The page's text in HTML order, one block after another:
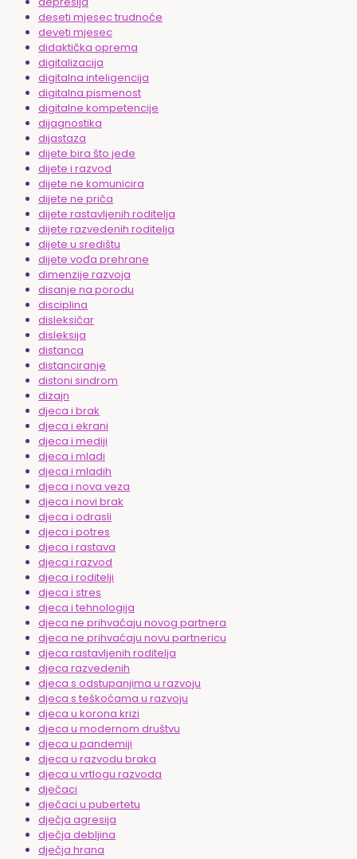
deseti mjesec trudnoće
deveti mjesec
didaktička oprema
digitalizacija
digitalna inteligencija
digitalna pismenost
digitalne kompetencije
dijagnostika
dijastaza
dijete bira što jede
dijete i razvod
dijete ne komunicira
dijete ne priča
dijete rastavljenih roditelja
dijete razvedenih roditelja
dijete u središtu
dijete vođa prehrane
dimenzije razvoja
disanje na porodu
disciplina
disleksičar
disleksija
distanca
distanciranje
distoni sindrom
dizajn
djeca i brak
djeca i ekrani
djeca i mediji
djeca i mladi
djeca i mladih
djeca i nova veza
djeca i novi brak
djeca i odrasli
djeca i potres
djeca i rastava
djeca i razvod
djeca i roditelji
djeca i stres
djeca i tehnologija
djeca ne prihvaćaju novog partnera
djeca ne prihvaćaju novu partnericu
djeca rastavljenih roditelja
djeca razvedenih
djeca s odstupanjima u razvoju
djeca s teškoćama u razvoju
djeca u korona krizi
djeca u modernom društvu
djeca u pandemiji
djeca u razvodu braka
djeca u vrtlogu razvoda
dječaci
dječaci u pubertetu
dječja agresija
dječja debljina
dječja hrana